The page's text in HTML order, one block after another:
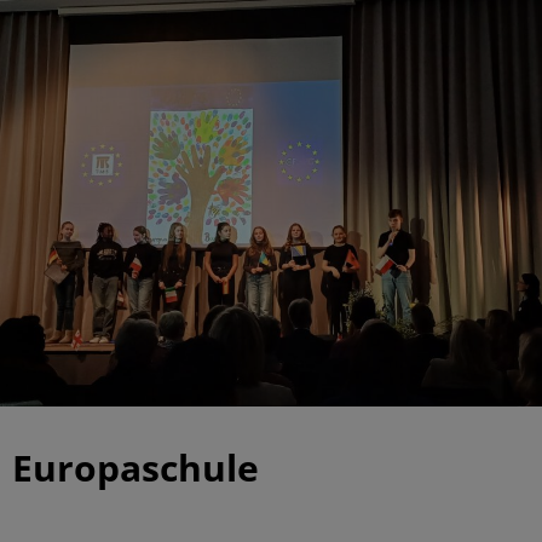
Europaschule